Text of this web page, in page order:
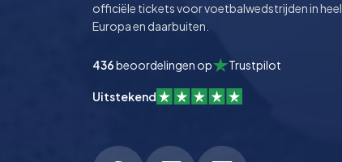
officiële tickets voor voetbalwedstrijden in heel
Europa en daarbuiten.
436beoordelingen op Trustpilot
Uitstekend